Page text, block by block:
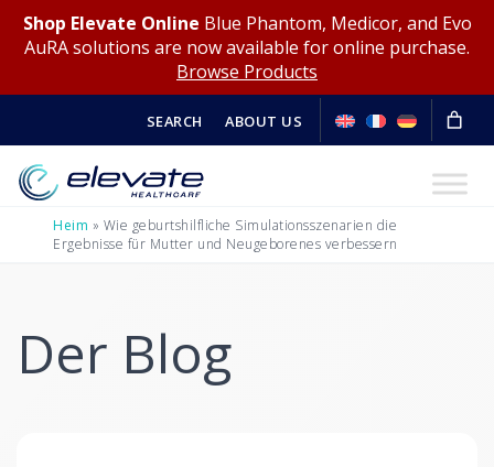
Shop Elevate Online Blue Phantom, Medicor, and Evo
AuRA solutions are now available for online purchase.
Browse Products
SEARCH ABOUT US
Heim » Wie geburtshilfliche Simulationsszenarien die
Ergebnisse für Mutter und Neugeborenes verbessern
Der Blog